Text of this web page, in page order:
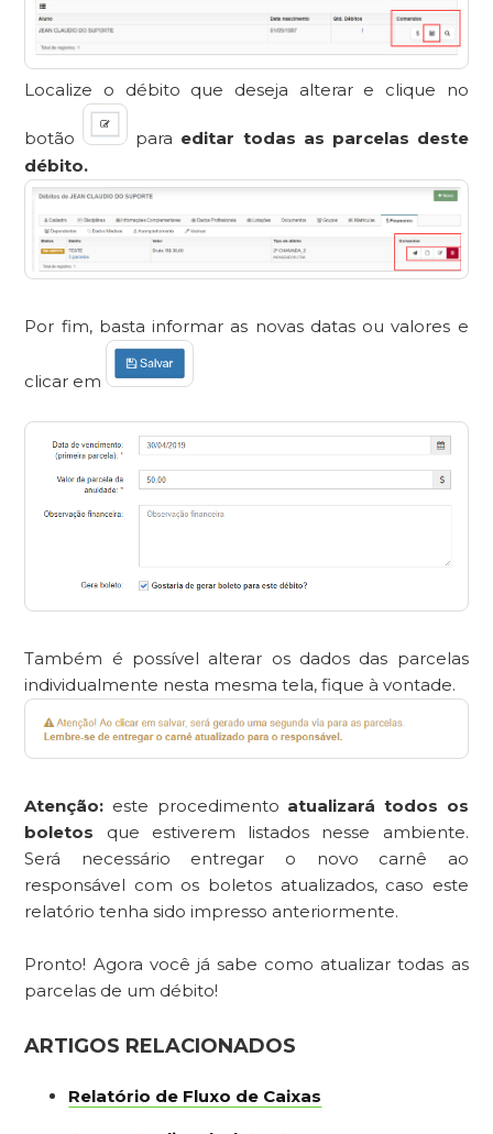
Localize o débito que deseja alterar e clique no
botão para editar todas as parcelas deste
débito.
Por fim, basta informar as novas datas ou valores e
clicar em
Também é possível alterar os dados das parcelas
individualmente nesta mesma tela, fique à vontade.
Atenção: este procedimento atualizará todos os
boletos que estiverem listados nesse ambiente.
Será necessário entregar o novo carnê ao
responsável com os boletos atualizados, caso este
relatório tenha sido impresso anteriormente.
Pronto! Agora você já sabe como atualizar todas as
parcelas de um débito!
ARTIGOS RELACIONADOS
Relatório de Fluxo de Caixas